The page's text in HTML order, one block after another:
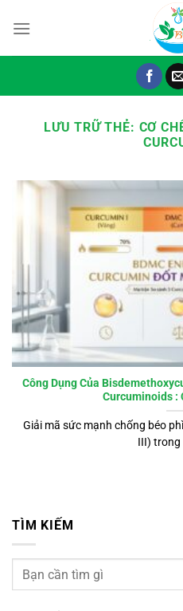
đến
LƯU TRỮ THẺ: CƠ
Công Dụng Của
Curcuminoids :
Giải mã sức mạnh chống béo
III) trong
TÌM KIẾM